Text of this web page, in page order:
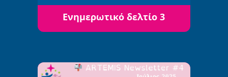
Ενημερωτικό δελτίο 3